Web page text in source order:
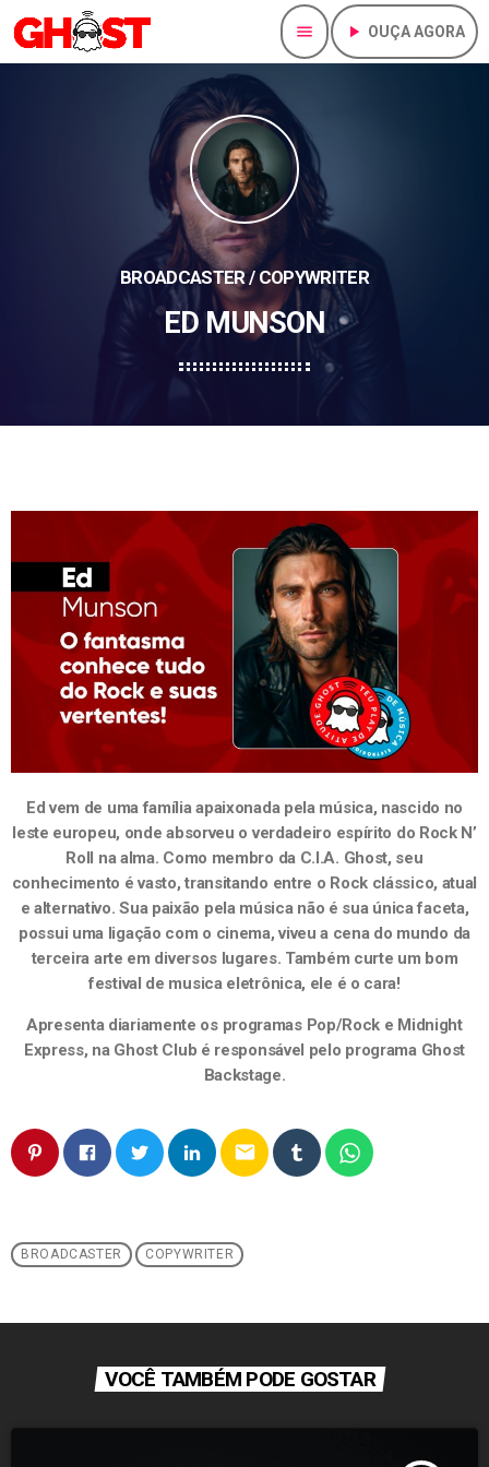
menu play_arrow OUÇA AGORA
BROADCASTER / COPYWRITER
ED MUNSON
Ed vem de uma família apaixonada pela música, nascido no
leste europeu, onde absorveu o verdadeiro espírito do Rock N’
Roll na alma. Como membro da C.I.A. Ghost, seu
conhecimento é vasto, transitando entre o Rock clássico, atual
e alternativo. Sua paixão pela música não é sua única faceta,
possui uma ligação com o cinema, viveu a cena do mundo da
terceira arte em diversos lugares. Também curte um bom
festival de musica eletrônica, ele é o cara!
Apresenta diariamente os programas Pop/Rock e Midnight
Express, na Ghost Club é responsável pelo programa Ghost
Backstage.
email
BROADCASTER COPYWRITER
VOCÊ TAMBÉM PODE GOSTAR